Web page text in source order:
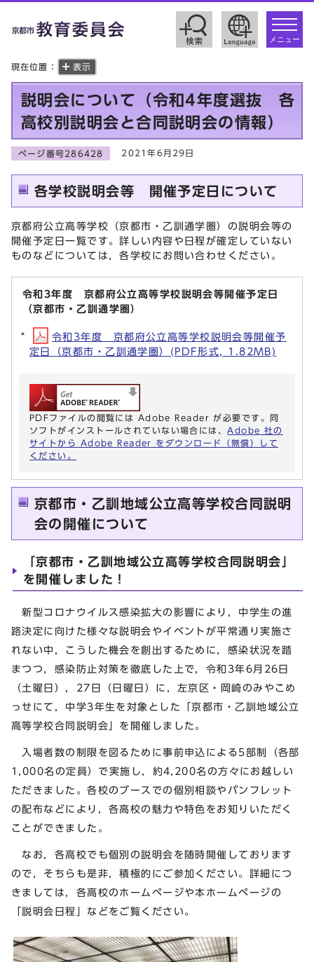
toggle
メニュー
現在位置： 表示
説明会について（令和4年度選抜 各
高校別説明会と合同説明会の情報）
ページ番号286428 2021年6月29日
各学校説明会等 開催予定日について
京都府公立高等学校（京都市・乙訓通学圏）の説明会等の
開催予定日一覧です。詳しい内容や日程が確定していない
ものなどについては，各学校にお問い合わせください。
令和3年度 京都府公立高等学校説明会等開催予定日
（京都市・乙訓通学圏）
令和3年度 京都府公立高等学校説明会等開催予
定日（京都市・乙訓通学圏）(PDF形式, 1.82MB)
PDFファイルの閲覧には Adobe Reader が必要です。同
ソフトがインストールされていない場合には、 Adobe 社の
サイトから Adobe Reader をダウンロード（無償）して
ください。
京都市・乙訓地域公立高等学校合同説明
会の開催について
「京都市・乙訓地域公立高等学校合同説明会」
を開催しました！
新型コロナウイルス感染拡大の影響により，中学生の進
路決定に向けた様々な説明会やイベントが平常通り実施さ
れない中，こうした機会を創出するために，感染状況を踏
まつつ，感染防止対策を徹底した上で，令和3年6月26日
（土曜日），27日（日曜日）に，左京区・岡崎のみやこめ
っせにて，中学3年生を対象とした「京都市・乙訓地域公立
高等学校合同説明会」を開催しました。
入場者数の制限を図るために事前申込による5部制（各部
1,000名の定員）で実施し，約4,200名の方々にお越しい
ただきました。各校のブースでの個別相談やパンフレット
の配布などにより，各高校の魅力や特色をお知りいただく
ことができました。
なお，各高校でも個別の説明会を随時開催しております
ので，そちらも是非，積極的にご参加ください。詳細につ
きましては，各高校のホームページや本ホームページの
「説明会日程」などをご覧ください。